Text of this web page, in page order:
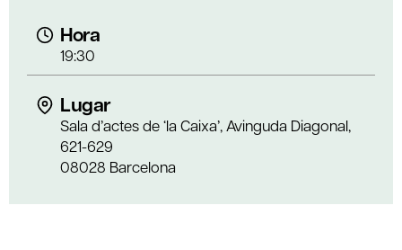
Hora
19:30
Lugar
Sala d’actes de ‘la Caixa’, Avinguda Diagonal,
621-629
08028 Barcelona